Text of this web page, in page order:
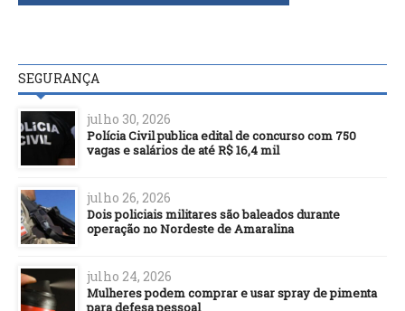
SEGURANÇA
julho 30, 2026
Polícia Civil publica edital de concurso com 750
vagas e salários de até R$ 16,4 mil
julho 26, 2026
Dois policiais militares são baleados durante
operação no Nordeste de Amaralina
julho 24, 2026
Mulheres podem comprar e usar spray de pimenta
para defesa pessoal